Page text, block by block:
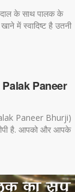
के साथ पालक के
में स्वादिष्ट है उतनी
Palak Paneer
Paneer Bhurji)
है. आपको और आपके